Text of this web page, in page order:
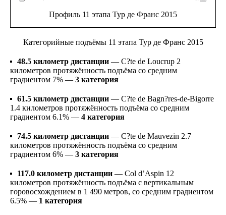
Профиль 11 этапа Тур де Франс 2015
Категорийные подъёмы 11 этапа Тур де Франс 2015
48.5 километр дистанции — C?te de Loucrup 2
километров протяжённость подъёма со средним
градиентом 7% — 3 категория
61.5 километр дистанции — C?te de Bagn?res-de-Bigorre
1.4 километров протяжённость подъёма со средним
градиентом 6.1% — 4 категория
74.5 километр дистанции — C?te de Mauvezin 2.7
километров протяжённость подъёма со средним
градиентом 6% — 3 категория
117.0 километр дистанции — Col d’Aspin 12
километров протяжённость подъёма с вертикальным
горовосхождением в 1 490 метров, со средним градиентом
6.5% — 1 категория